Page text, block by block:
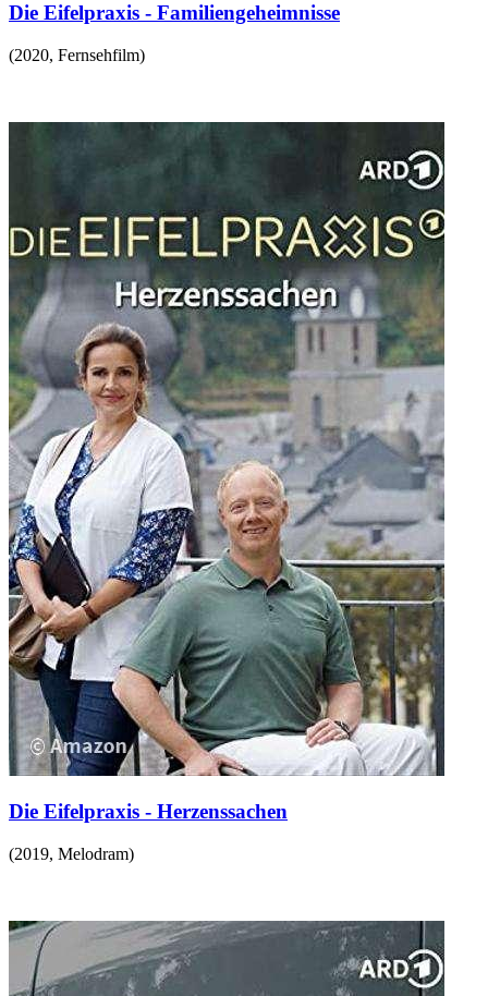
Die Eifelpraxis - Familiengeheimnisse
(2020, Fernsehfilm)
Die Eifelpraxis - Herzenssachen
(2019, Melodram)